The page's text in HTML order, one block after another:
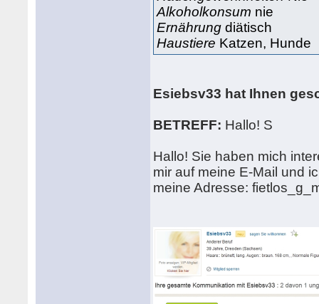
Alkoholkonsum nie
Ernährung diätisch
Haustiere Katzen, Hunde
Esiebsv33 hat Ihnen
BETREFF: Hallo! S
Hallo! Sie haben mich
mir auf meine E-Mail und
meine Adresse: